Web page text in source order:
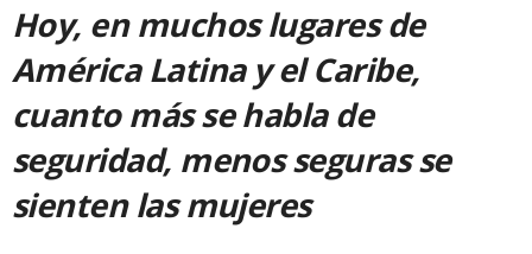
Hoy, en muchos lugares de
América Latina y el Caribe,
cuanto más se habla de
seguridad, menos seguras se
sienten las mujeres